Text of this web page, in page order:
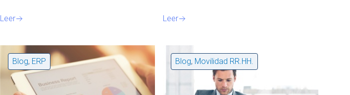
Leer Leer
Blog, ERP Blog, Movilidad RR.HH.